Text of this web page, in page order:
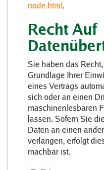
node.html .
Recht Auf
Sie haben das
Grundlage Ihrer
eines Vertrags
sich oder an einen
maschinenlesbaren
lassen. Sofern Sie
Daten an einen
verlangen, erfolgt
machbar ist.